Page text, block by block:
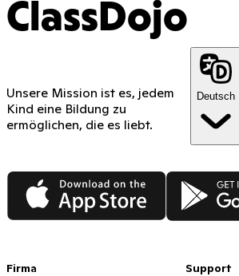
ClassDojo
Unsere Mission ist es, jedem
Kind eine Bildung zu
ermöglichen, die es liebt.
Deutsch
App Store Google Play
Firma Support